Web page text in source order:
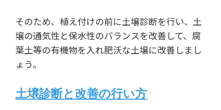
そのため、植え付けの前に土壌診断を行い、土
壌の通気性と保水性のバランスを改善して、腐
葉土等の有機物を入れ肥沃な土壌に改善しまし
ょう。
土壌診断と改善の行い方